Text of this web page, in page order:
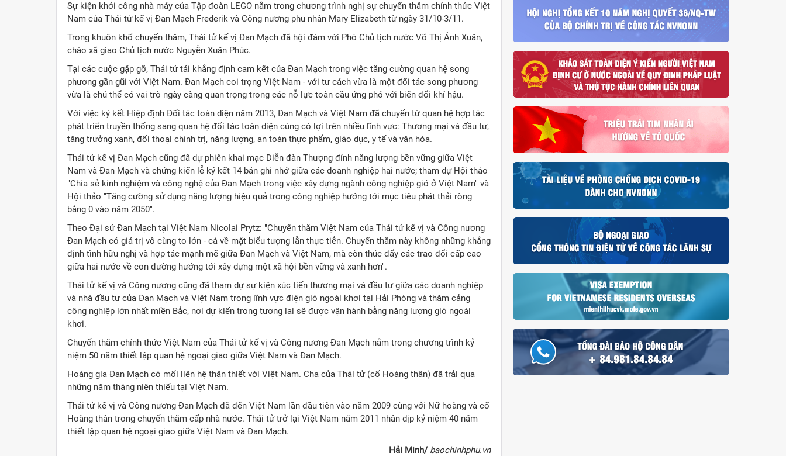
Sự kiện khởi công nhà máy của Tập đoàn LEGO nằm trong chương trình nghị sự chuyến thăm chính thức Việt
Nam của Thái tử kế vị Đan Mạch Frederik và Công nương phu nhân Mary Elizabeth từ ngày 31/10-3/11.
Trong khuôn khổ chuyến thăm, Thái tử kế vị Đan Mạch đã hội đàm với Phó Chủ tịch nước Võ Thị Ánh Xuân,
chào xã giao Chủ tịch nước Nguyễn Xuân Phúc.
Tại các cuộc gặp gỡ, Thái tử tái khẳng định cam kết của Đan Mạch trong việc tăng cường quan hệ song
phương gần gũi với Việt Nam. Đan Mạch coi trọng Việt Nam - với tư cách vừa là một đối tác song phương
vừa là chủ thể có vai trò ngày càng quan trọng trong các nỗ lực toàn cầu ứng phó với biến đổi khí hậu.
Với việc ký kết Hiệp định Đối tác toàn diện năm 2013, Đan Mạch và Việt Nam đã chuyển từ quan hệ hợp tác
phát triển truyền thống sang quan hệ đối tác toàn diện cùng có lợi trên nhiều lĩnh vực: Thương mại và đầu tư,
tăng trưởng xanh, đối thoại chính trị, năng lượng, an toàn thực phẩm, giáo dục, y tế và văn hóa.
Thái tử kế vị Đan Mạch cũng đã dự phiên khai mạc Diễn đàn Thượng đỉnh năng lượng bền vững giữa Việt
Nam và Đan Mạch và chứng kiến lễ ký kết 14 bản ghi nhớ giữa các doanh nghiệp hai nước; tham dự Hội thảo
"Chia sẻ kinh nghiệm và công nghệ của Đan Mạch trong việc xây dựng ngành công nghiệp gió ở Việt Nam" và
Hội thảo "Tăng cường sử dụng năng lượng hiệu quả trong công nghiệp hướng tới mục tiêu phát thải ròng
bằng 0 vào năm 2050".
Theo Đại sứ Đan Mạch tại Việt Nam Nicolai Prytz: "Chuyến thăm Việt Nam của Thái tử kế vị và Công nương
Đan Mạch có giá trị vô cùng to lớn - cả về mặt biểu tượng lẫn thực tiễn. Chuyến thăm này không những khẳng
định tình hữu nghị và hợp tác mạnh mẽ giữa Đan Mạch và Việt Nam, mà còn thúc đẩy các trao đổi cấp cao
giữa hai nước về con đường hướng tới xây dựng một xã hội bền vững và xanh hơn".
Thái tử kế vị và Công nương cũng đã tham dự sự kiện xúc tiến thương mại và đầu tư giữa các doanh nghiệp
và nhà đầu tư của Đan Mạch và Việt Nam trong lĩnh vực điện gió ngoài khơi tại Hải Phòng và thăm cảng
công nghiệp lớn nhất miền Bắc, nơi dự kiến trong tương lai sẽ được vận hành bằng năng lượng gió ngoài
khơi.
Chuyến thăm chính thức Việt Nam của Thái tử kế vị và Công nương Đan Mạch nằm trong chương trình kỷ
niệm 50 năm thiết lập quan hệ ngoại giao giữa Việt Nam và Đan Mạch.
Hoàng gia Đan Mạch có mối liên hệ thân thiết với Việt Nam. Cha của Thái tử (cố Hoàng thân) đã trải qua
những năm tháng niên thiếu tại Việt Nam.
Thái tử kế vị và Công nương Đan Mạch đã đến Việt Nam lần đầu tiên vào năm 2009 cùng với Nữ hoàng và cố
Hoàng thân trong chuyến thăm cấp nhà nước. Thái tử trở lại Việt Nam năm 2011 nhân dịp kỷ niệm 40 năm
thiết lập quan hệ ngoại giao giữa Việt Nam và Đan Mạch.
Hải Minh/ baochinhphu.vn